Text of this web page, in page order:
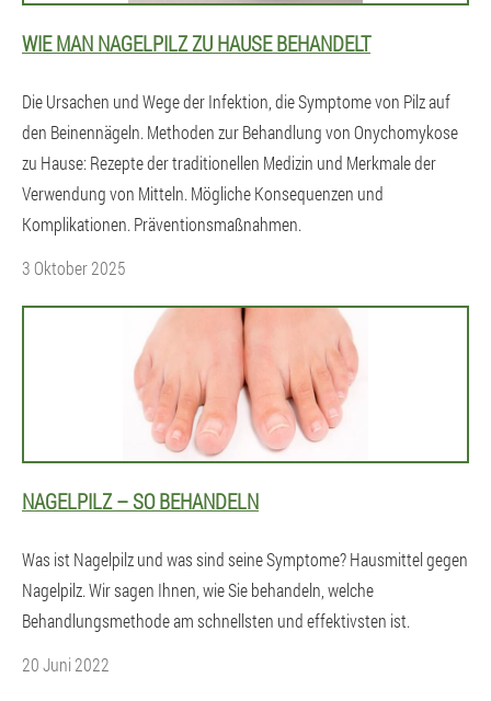
WIE MAN NAGELPILZ ZU HAUSE BEHANDELT
Die Ursachen und Wege der Infektion, die Symptome von Pilz auf
den Beinennägeln. Methoden zur Behandlung von Onychomykose
zu Hause: Rezepte der traditionellen Medizin und Merkmale der
Verwendung von Mitteln. Mögliche Konsequenzen und
Komplikationen. Präventionsmaßnahmen.
3 Oktober 2025
NAGELPILZ – SO BEHANDELN
Was ist Nagelpilz und was sind seine Symptome? Hausmittel gegen
Nagelpilz. Wir sagen Ihnen, wie Sie behandeln, welche
Behandlungsmethode am schnellsten und effektivsten ist.
20 Juni 2022